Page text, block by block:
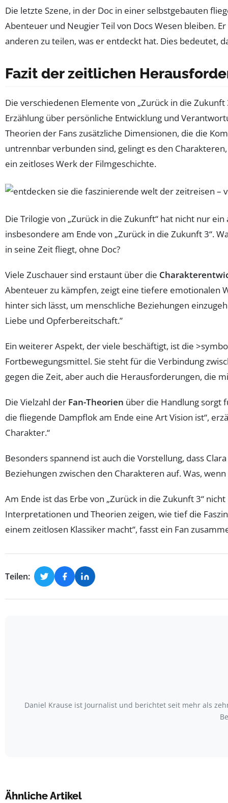
Die letzte Szene, in der Doc in einer selbstgebauten
Abenteuer und Neugier Teil von Docs Wesen bleiben.
anderen zu teilen, was er entdeckt hat. Dies bedeutet,
Fazit der zeitlichen
Die verschiedenen Elemente von „Zurück in die
Erzählung über persönliche Entwicklung und
Theorien der Fans zusätzliche Dimensionen, die die
untrennbar verbunden sind, gelingt es den
ein zeitloses Werk der Filmgeschichte.
Die Trilogie von „Zurück in die Zukunft“ hat nicht nur
insbesondere am Ende von „Zurück in die Zukunft 3“.
in seine Zeit fliegt, ohne Doc?
Viele Zuschauer sind erstaunt über die
Abenteuer zu kämpfen, zeigt eine tiefere emotionalen
hinter sich lässt, um menschliche Beziehungen
Liebe und Opferbereitschaft.”
Ein weiterer Aspekt, der viele beschäftigt, ist die
Fortbewegungsmittel. Sie steht für die Verbindung
gegen die Zeit, aber auch die Herausforderungen, die
Die Vielzahl der Fan-Theorien über die Handlung sorgt
die fliegende Dampflok am Ende eine Art Vision ist“,
Charakter.“
Besonders spannend ist auch die Vorstellung, dass
Beziehungen zwischen den Charakteren auf. Was,
Am Ende ist das Erbe von „Zurück in die Zukunft 3“
Interpretationen und Theorien zeigen, wie tief die
einem zeitlosen Klassiker macht“, fasst ein Fan
Teilen:
Daniel Krause ist Journalist und berichtet seit mehr als
Ähnliche Artikel